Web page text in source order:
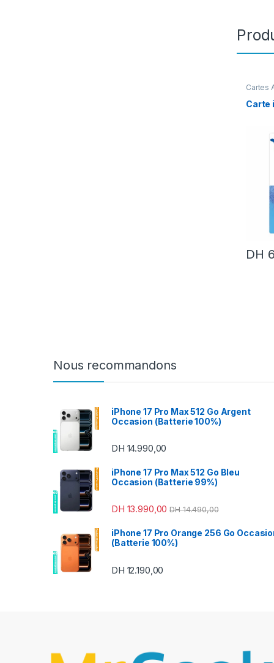
Cartes
Apple,
Carte
DH
Nous recommandons
iPhone 17 Pro Max 512 Go Argent
Occasion (Batterie 100%)
DH 14.990,00
iPhone 17 Pro Max 512 Go Bleu
Occasion (Batterie 99%)
DH 13.990,00 DH14.490,00
iPhone 17 Pro Orange 256 Go
(Batterie 100%)
DH 12.190,00